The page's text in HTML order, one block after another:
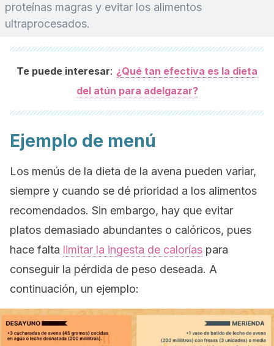
proteínas magras y evitar los alimentos
ultraprocesados.
Te puede interesar: ¿Qué tan efectiva es la dieta
del atún para adelgazar?
Ejemplo de menú
Los menús de la dieta de la avena pueden variar,
siempre y cuando se dé prioridad a los alimentos
recomendados. Sin embargo, hay que evitar
platos demasiado abundantes o calóricos, pues
hace falta limitar la ingesta de calorías para
conseguir la pérdida de peso deseada. A
continuación, un ejemplo: